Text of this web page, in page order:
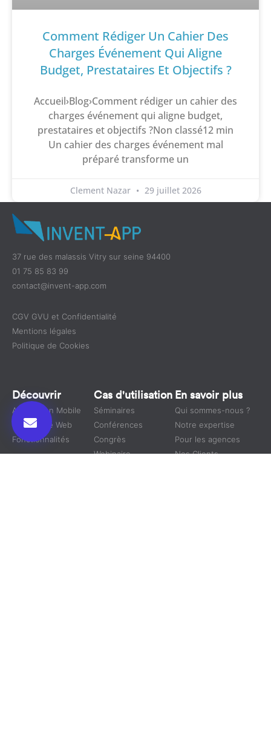
Comment Rédiger Un Cahier Des
Charges Événement Qui Aligne
Budget, Prestataires Et Objectifs ?
Accueil›Blog›Comment rédiger un cahier des
charges événement qui aligne budget,
prestataires et objectifs ?Non classé12 min
Un cahier des charges événement mal
préparé transforme un
Clement Nazar 29 juillet 2026
37 rue des malassis Vitry sur seine 94400
01 75 85 83 99
contact@invent-app.com
CGV GVU et Confidentialité
Mentions légales
Politique de Cookies
Découvrir
Application Mobile
Plateforme Web
Fonctionnalités
Cas d'utilisation
Séminaires
Conférences
Congrès
Webinaire
En savoir plus
Qui sommes-nous ?
Notre expertise
Pour les agences
Nos Clients